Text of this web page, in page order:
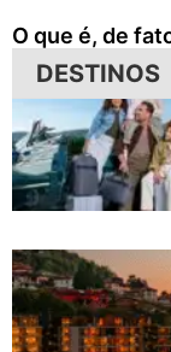
O que é, de
DESTINOS